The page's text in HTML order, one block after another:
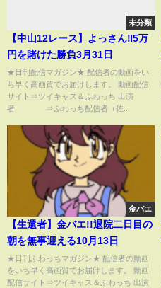
未分類
【中山12レース】よっさん‼5万
円を賭けた勝負3月31日
★日刊配信マガジン★ 配信者の動画をい
ち早く高画質でお届けします。 動画配信
サイト⇒ツイキャス＆ふわっち 出演
者 ⇒ふわっち配信者（佐...
金バエ
【生還者】金バエ!!退院二日目の
朝を無事迎える10月13日
★日刊ふわっちマガジン★ 配信者の動画
をいち早く高画質でお届けします。 動画
配信サイト⇒ツイキャス＆ふわっち 出演